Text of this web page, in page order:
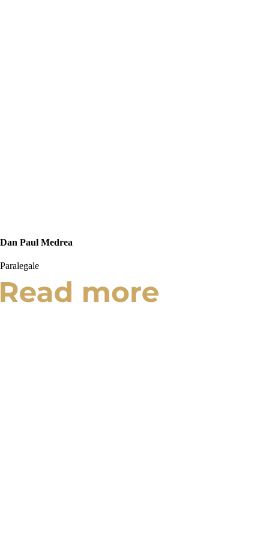
Dan Paul Medrea
Paralegale